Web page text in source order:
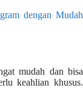
dengan Mudah
mudah dan bisa
keahlian khusus.